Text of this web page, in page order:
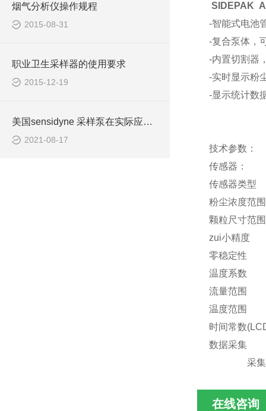
烟气分析仪操作规程
2015-08-31
职业卫生采样器的使用要求
2015-12-19
美国sensidyne 采样泵在实际应用中具有众多特点
2021-08-17
SIDEPAK
-智能式电池
-复合泵体，
-内置切割器
-实时显示粉
-显示统计数
技术参数：
传感器：
传感器类型
粉尘浓度范
颗粒尺寸范
zui小精度
零稳定性 以
温度系数
流量范围
温度范围
时间常数
数据采集 数
采集间隔
在线咨询